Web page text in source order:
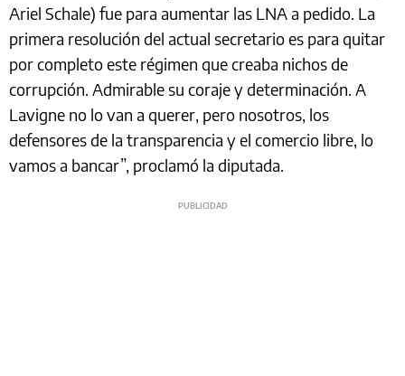
Ariel Schale) fue para aumentar las LNA a pedido. La
primera resolución del actual secretario es para quitar
por completo este régimen que creaba nichos de
corrupción. Admirable su coraje y determinación. A
Lavigne no lo van a querer, pero nosotros, los
defensores de la transparencia y el comercio libre, lo
vamos a bancar”, proclamó la diputada.